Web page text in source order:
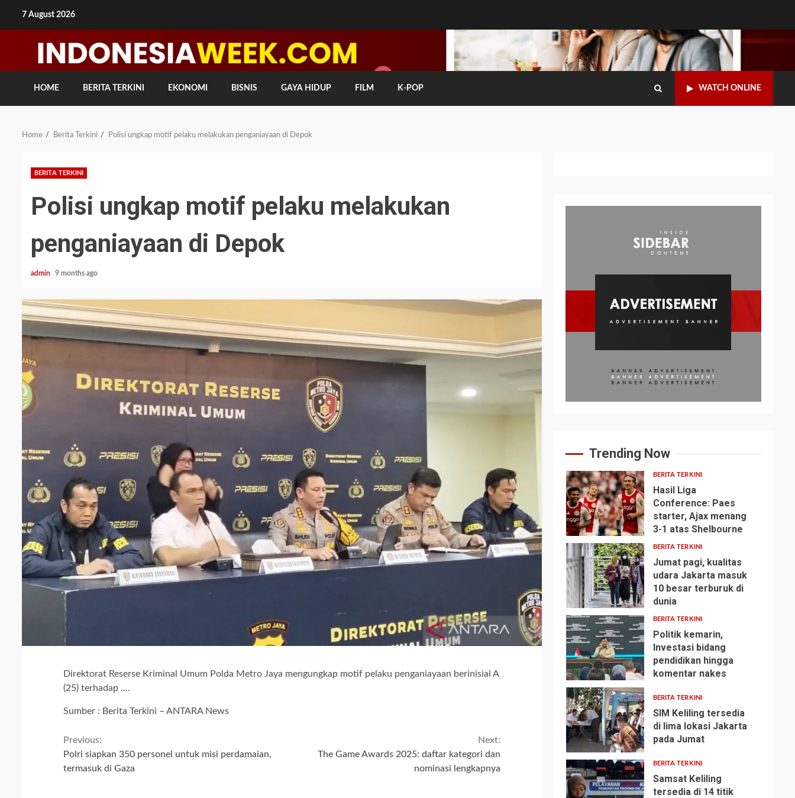
7 August 2026
HOME BERITA TERKINI EKONOMI BISNIS GAYA HIDUP FILM K-POP WATCH ONLINE
Home Berita Terkini Polisi ungkap motif pelaku melakukan penganiayaan di Depok
BERITA TERKINI
Polisi ungkap motif pelaku melakukan
penganiayaan di Depok
admin 9 months ago
Direktorat Reserse Kriminal Umum Polda Metro Jaya mengungkap motif pelaku penganiayaan berinisial A
(25) terhadap ….
Sumber : Berita Terkini – ANTARA News
Continue
Reading
Previous:
Polri siapkan 350 personel untuk misi perdamaian,
termasuk di Gaza
Next:
The Game Awards 2025: daftar kategori dan
nominasi lengkapnya
Trending Now
1
BERITA TERKINI
Hasil Liga
Conference: Paes
starter, Ajax menang
3-1 atas Shelbourne
2
BERITA TERKINI
Jumat pagi, kualitas
udara Jakarta masuk
10 besar terburuk di
dunia
3
BERITA TERKINI
Politik kemarin,
Investasi bidang
pendidikan hingga
komentar nakes
4
BERITA TERKINI
SIM Keliling tersedia
di lima lokasi Jakarta
pada Jumat
BERITA TERKINI
Samsat Keliling
tersedia di 14 titik